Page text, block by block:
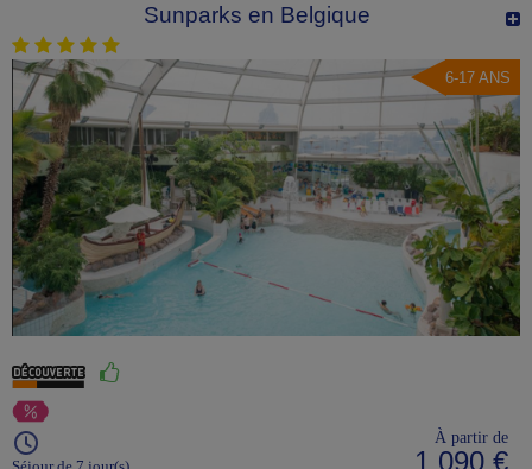
Sunparks en Belgique
6-17 ANS
À partir de
1 090 €